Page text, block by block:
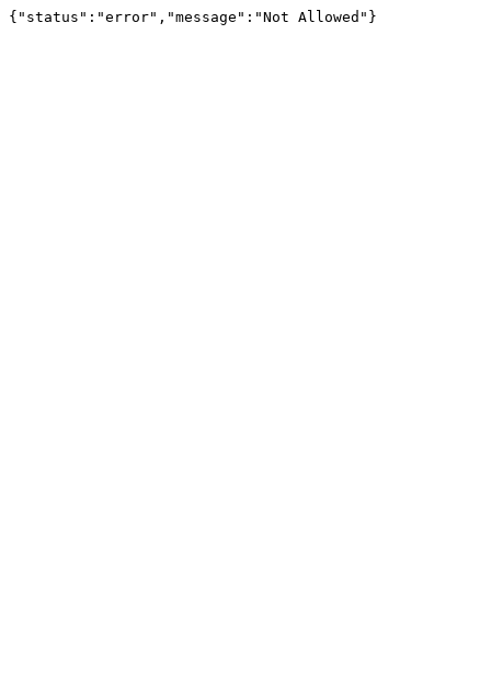
{"status":"error","message":"Not Allowed"}